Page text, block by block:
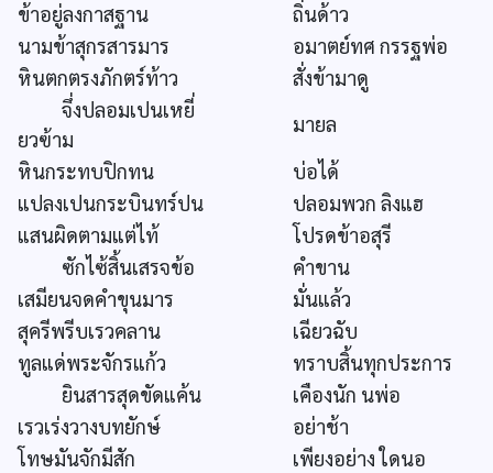
ข้าอยู่ลงกาสฐาน
ถิ่นด้าว
นามข้าสุกรสารมาร
อมาตย์ทศ กรรฐพ่อ
หินตกตรงภักตร์ท้าว
สั่งข้ามาดู
จึ่งปลอมเปนเหยี่
ยวฃ้าม
มายล
หินกระทบปิกทน
บ่อได้
แปลงเปนกระบินทร์ปน
ปลอมพวก ลิงแฮ
แสนผิดตามแต่ไท้
โปรดข้าอสุรี
ซักไซ้สิ้นเสรจข้อ
คำขาน
เสมียนจดคำขุนมาร
มั่นแล้ว
สุครีพรีบเรวคลาน
เฉียวฉับ
ทูลแด่พระจักรแก้ว
ทราบสิ้นทุกประการ
ยินสารสุดขัดแค้น
เคืองนัก นพ่อ
เรวเร่งวางบทยักษ์
อย่าช้า
โทษมันจักมีสัก
เพียงอย่าง ใดนอ